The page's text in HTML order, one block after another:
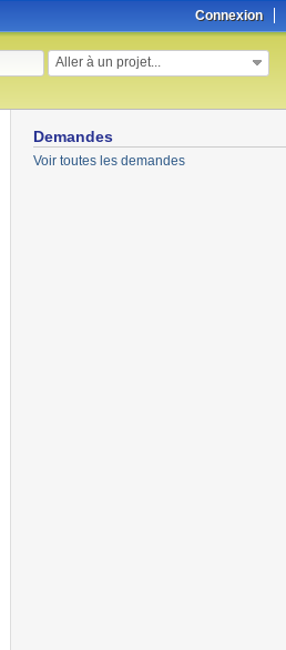
Connexion
Aller à un projet...
Demandes
Voir toutes les demandes